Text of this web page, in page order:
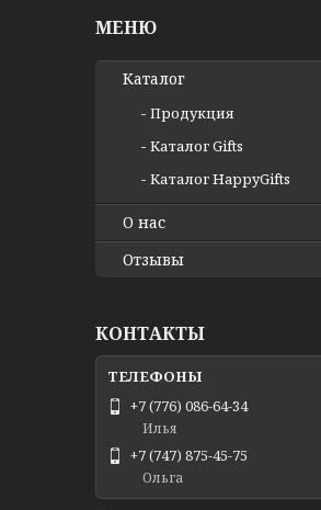
Каталог
Продукция
Каталог Gifts
Каталог HappyGifts
О нас
Отзывы
КОНТАКТЫ
+7 (776) 086-64-34
Илья
+7 (747) 875-45-75
Ольга